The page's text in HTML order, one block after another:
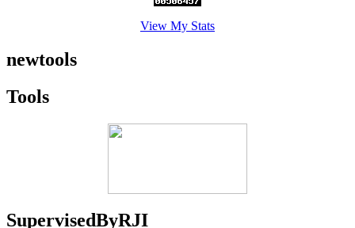
View My Stats
newtools
Tools
SupervisedByRJI